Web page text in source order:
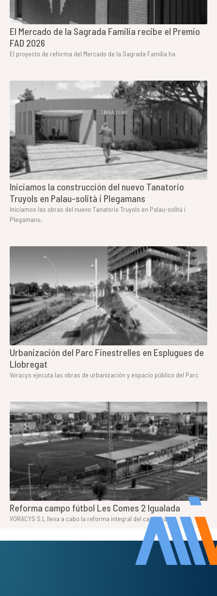
El Mercado de la Sagrada Familia recibe el Premio
FAD 2026
El proyecto de reforma del Mercado de la Sagrada Familia ha
Iniciamos la construcción del nuevo Tanatorio
Truyols en Palau-solità i Plegamans
Iniciamos las obras del nuevo Tanatorio Truyols en Palau-solità i
Plegamans,
Urbanización del Parc Finestrelles en Esplugues de
Llobregat
Voracys ejecuta las obras de urbanización y espacio público del Parc
Reforma campo fútbol Les Comes 2 Igualada
VORACYS S.L lleva a cabo la reforma integral del campo de